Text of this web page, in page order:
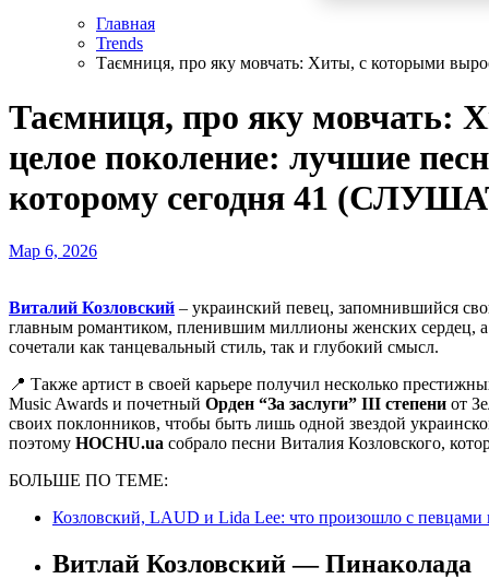
Главная
Trends
Таємниця, про яку мовчать: Хиты, с которыми
Таємниця, про яку мовчать:
целое поколение: лучшие
которому сегодня 41
Мар 6, 2026
Виталий Козловский – украинский певец, запомнившийся
главным романтиком, пленившим миллионы женских сердец, а
сочетали как танцевальный стиль, так и глубокий смысл.
📍 Также артист в своей карьере получил несколько
Music Awards и почетный Орден “За заслуги” III степени от
своих поклонников, чтобы быть лишь одной звездой
поэтому HOCHU.ua собрало песни Виталия Козловского,
БОЛЬШЕ ПО ТЕМЕ:
Козловский, LAUD и Lida Lee: что произошло с певцами
Витлай Козловский — Пинаколада